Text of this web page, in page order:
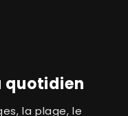
quotidien
la plage, le